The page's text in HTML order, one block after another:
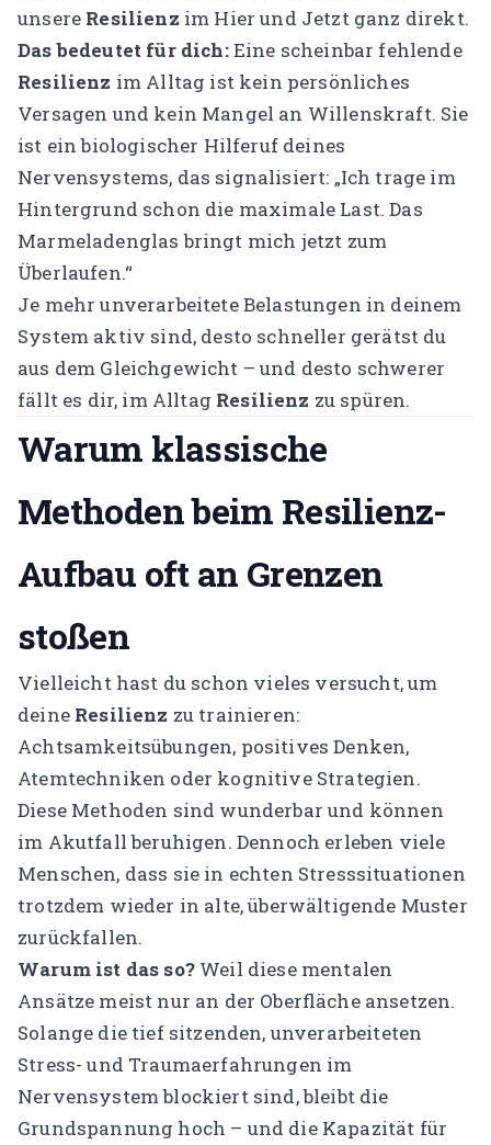
unsere Resilienz im Hier und Jetzt ganz direkt.
Das bedeutet für dich:Eine scheinbar fehlende
Resilienz im Alltag ist kein persönliches
Versagen und kein Mangel an Willenskraft. Sie
ist ein biologischer Hilferuf deines
Nervensystems, das signalisiert: „Ich trage im
Hintergrund schon die maximale Last. Das
Marmeladenglas bringt mich jetzt zum
Überlaufen.“
Je mehr unverarbeitete Belastungen in deinem
System aktiv sind, desto schneller gerätst du
aus dem Gleichgewicht – und desto schwerer
fällt es dir, im Alltag Resilienz zu spüren.
Warum klassische
Methoden beim Resilienz-
Aufbau oft an Grenzen
stoßen
Vielleicht hast du schon vieles versucht, um
deine Resilienz zu trainieren:
Achtsamkeitsübungen, positives Denken,
Atemtechniken oder kognitive Strategien.
Diese Methoden sind wunderbar und können
im Akutfall beruhigen. Dennoch erleben viele
Menschen, dass sie in echten Stresssituationen
trotzdem wieder in alte, überwältigende Muster
zurückfallen.
Warum ist das so?Weil diese mentalen
Ansätze meist nur an der Oberfläche ansetzen.
Solange die tief sitzenden, unverarbeiteten
Stress- und Traumaerfahrungen im
Nervensystem blockiert sind, bleibt die
Grundspannung hoch – und die Kapazität für